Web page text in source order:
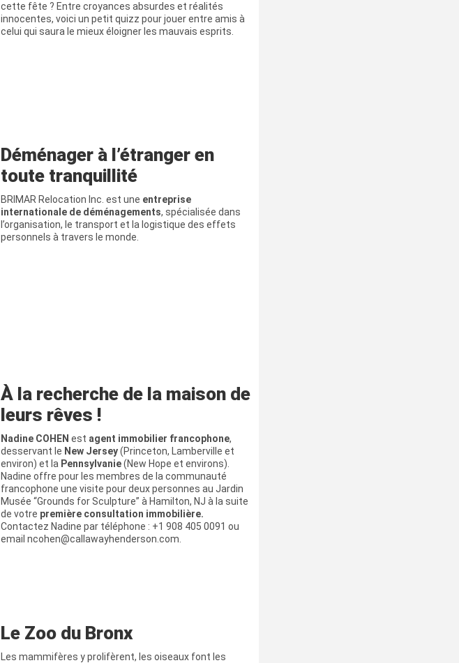
cette fête ? Entre croyances absurdes et réalités
innocentes, voici un petit quizz pour jouer entre amis à
celui qui saura le mieux éloigner les mauvais esprits.
Déménager à l’étranger en
toute tranquillité
BRIMAR Relocation Inc. est une entreprise
internationale de déménagements, spécialisée dans
l’organisation, le transport et la logistique des effets
personnels à travers le monde.
À la recherche de la maison de
leurs rêves !
Nadine COHEN est agent immobilier francophone,
desservant le New Jersey(Princeton, Lamberville et
environ) et la Pennsylvanie(New Hope et environs).
Nadine offre pour les membres de la communauté
francophone une visite pour deux personnes au Jardin
Musée “Grounds for Sculpture” à Hamilton, NJ à la suite
de votre première consultation immobilière.
Contactez Nadine par téléphone : +1 908 405 0091 ou
email ncohen@callawayhenderson.com.
Le Zoo du Bronx
Les mammifères y prolifèrent, les oiseaux font les